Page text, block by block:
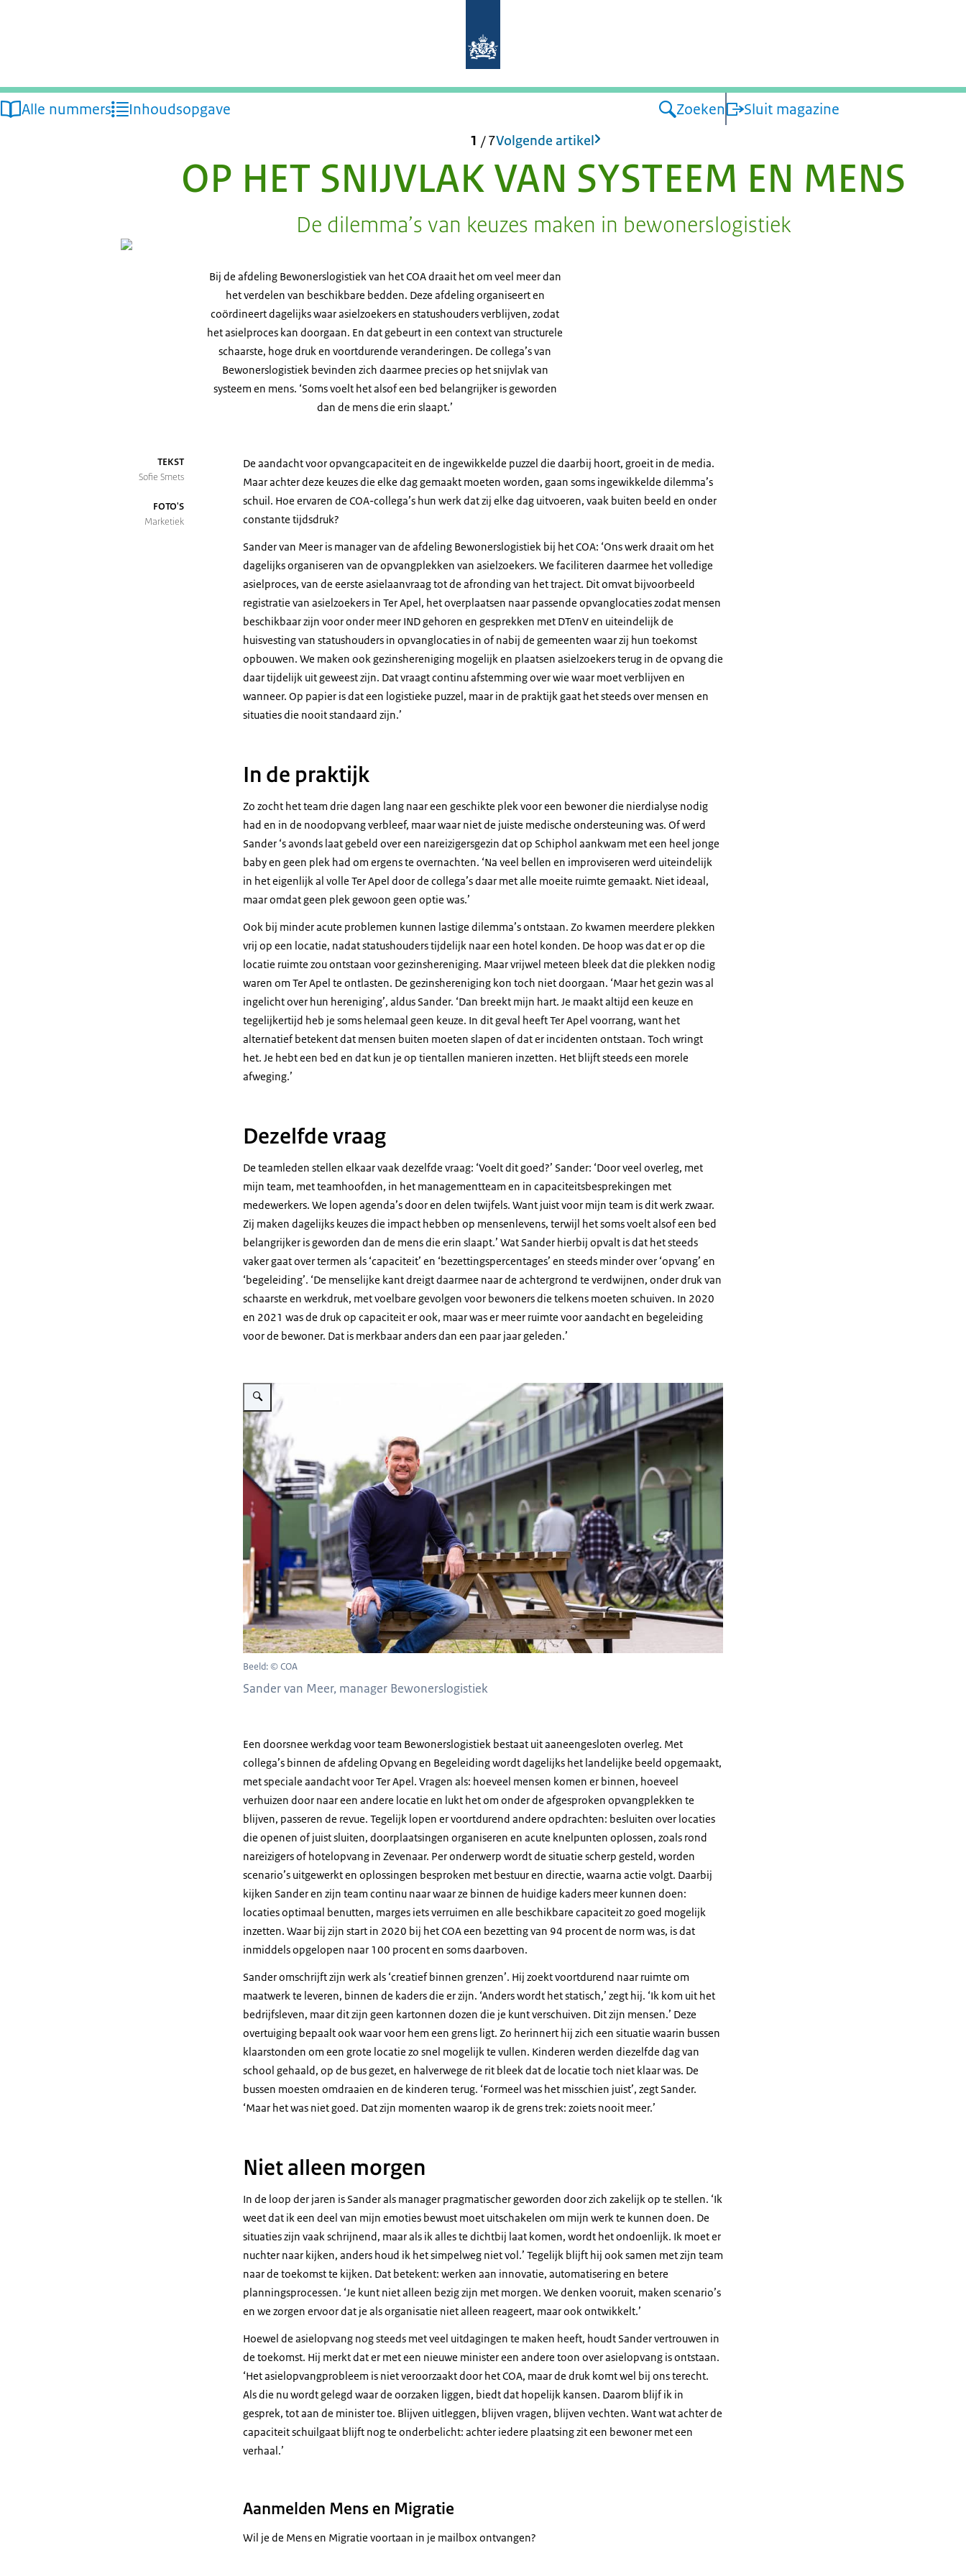
Alle nummers Inhoudsopgave Zoeken Sluit magazine
1 /7Volgende artikel
OP HET SNIJVLAK VAN SYSTEEM EN MENS
De dilemma’s van keuzes maken in bewonerslogistiek
Bij de afdeling Bewonerslogistiek van het COA draait het om veel meer dan
het verdelen van beschikbare bedden. Deze afdeling organiseert en
coördineert dagelijks waar asielzoekers en statushouders verblijven, zodat
het asielproces kan doorgaan. En dat gebeurt in een context van structurele
schaarste, hoge druk en voortdurende veranderingen. De collega’s van
Bewonerslogistiek bevinden zich daarmee precies op het snijvlak van
systeem en mens. ‘Soms voelt het alsof een bed belangrijker is geworden
dan de mens die erin slaapt.’
TEKST
Sofie Smets
FOTO'S
Marketiek
De aandacht voor opvangcapaciteit en de ingewikkelde puzzel die daarbij hoort, groeit in de media.
Maar achter deze keuzes die elke dag gemaakt moeten worden, gaan soms ingewikkelde dilemma’s
schuil. Hoe ervaren de COA-collega’s hun werk dat zij elke dag uitvoeren, vaak buiten beeld en onder
constante tijdsdruk?
Sander van Meer is manager van de afdeling Bewonerslogistiek bij het COA: ‘Ons werk draait om het
dagelijks organiseren van de opvangplekken van asielzoekers. We faciliteren daarmee het volledige
asielproces, van de eerste asielaanvraag tot de afronding van het traject. Dit omvat bijvoorbeeld
registratie van asielzoekers in Ter Apel, het overplaatsen naar passende opvanglocaties zodat mensen
beschikbaar zijn voor onder meer IND gehoren en gesprekken met DTenV en uiteindelijk de
huisvesting van statushouders in opvanglocaties in of nabij de gemeenten waar zij hun toekomst
opbouwen. We maken ook gezinshereniging mogelijk en plaatsen asielzoekers terug in de opvang die
daar tijdelijk uit geweest zijn. Dat vraagt continu afstemming over wie waar moet verblijven en
wanneer. Op papier is dat een logistieke puzzel, maar in de praktijk gaat het steeds over mensen en
situaties die nooit standaard zijn.’
In de praktijk
Zo zocht het team drie dagen lang naar een geschikte plek voor een bewoner die nierdialyse nodig
had en in de noodopvang verbleef, maar waar niet de juiste medische ondersteuning was. Of werd
Sander ‘s avonds laat gebeld over een nareizigersgezin dat op Schiphol aankwam met een heel jonge
baby en geen plek had om ergens te overnachten. ‘Na veel bellen en improviseren werd uiteindelijk
in het eigenlijk al volle Ter Apel door de collega’s daar met alle moeite ruimte gemaakt. Niet ideaal,
maar omdat geen plek gewoon geen optie was.’
Ook bij minder acute problemen kunnen lastige dilemma’s ontstaan. Zo kwamen meerdere plekken
vrij op een locatie, nadat statushouders tijdelijk naar een hotel konden. De hoop was dat er op die
locatie ruimte zou ontstaan voor gezinshereniging. Maar vrijwel meteen bleek dat die plekken nodig
waren om Ter Apel te ontlasten. De gezinshereniging kon toch niet doorgaan. ‘Maar het gezin was al
ingelicht over hun hereniging’, aldus Sander. ‘Dan breekt mijn hart. Je maakt altijd een keuze en
tegelijkertijd heb je soms helemaal geen keuze. In dit geval heeft Ter Apel voorrang, want het
alternatief betekent dat mensen buiten moeten slapen of dat er incidenten ontstaan. Toch wringt
het. Je hebt een bed en dat kun je op tientallen manieren inzetten. Het blijft steeds een morele
afweging.’
Dezelfde vraag
De teamleden stellen elkaar vaak dezelfde vraag: ‘Voelt dit goed?’ Sander: ‘Door veel overleg, met
mijn team, met teamhoofden, in het managementteam en in capaciteitsbesprekingen met
medewerkers. We lopen agenda’s door en delen twijfels. Want juist voor mijn team is dit werk zwaar.
Zij maken dagelijks keuzes die impact hebben op mensenlevens, terwijl het soms voelt alsof een bed
belangrijker is geworden dan de mens die erin slaapt.’ Wat Sander hierbij opvalt is dat het steeds
vaker gaat over termen als ‘capaciteit’ en ‘bezettingspercentages’ en steeds minder over ‘opvang’ en
‘begeleiding’. ‘De menselijke kant dreigt daarmee naar de achtergrond te verdwijnen, onder druk van
schaarste en werkdruk, met voelbare gevolgen voor bewoners die telkens moeten schuiven. In 2020
en 2021 was de druk op capaciteit er ook, maar was er meer ruimte voor aandacht en begeleiding
voor de bewoner. Dat is merkbaar anders dan een paar jaar geleden.’
Vergroot afbeelding Sander van Meer, manager Bewonerslogistiek
Beeld: © COA
Sander van Meer, manager Bewonerslogistiek
Een doorsnee werkdag voor team Bewonerslogistiek bestaat uit aaneengesloten overleg. Met
collega’s binnen de afdeling Opvang en Begeleiding wordt dagelijks het landelijke beeld opgemaakt,
met speciale aandacht voor Ter Apel. Vragen als: hoeveel mensen komen er binnen, hoeveel
verhuizen door naar een andere locatie en lukt het om onder de afgesproken opvangplekken te
blijven, passeren de revue. Tegelijk lopen er voortdurend andere opdrachten: besluiten over locaties
die openen of juist sluiten, doorplaatsingen organiseren en acute knelpunten oplossen, zoals rond
nareizigers of hotelopvang in Zevenaar. Per onderwerp wordt de situatie scherp gesteld, worden
scenario’s uitgewerkt en oplossingen besproken met bestuur en directie, waarna actie volgt. Daarbij
kijken Sander en zijn team continu naar waar ze binnen de huidige kaders meer kunnen doen:
locaties optimaal benutten, marges iets verruimen en alle beschikbare capaciteit zo goed mogelijk
inzetten. Waar bij zijn start in 2020 bij het COA een bezetting van 94 procent de norm was, is dat
inmiddels opgelopen naar 100 procent en soms daarboven.
Sander omschrijft zijn werk als ‘creatief binnen grenzen’. Hij zoekt voortdurend naar ruimte om
maatwerk te leveren, binnen de kaders die er zijn. ‘Anders wordt het statisch,’ zegt hij. ‘Ik kom uit het
bedrijfsleven, maar dit zijn geen kartonnen dozen die je kunt verschuiven. Dit zijn mensen.’ Deze
overtuiging bepaalt ook waar voor hem een grens ligt. Zo herinnert hij zich een situatie waarin bussen
klaarstonden om een grote locatie zo snel mogelijk te vullen. Kinderen werden diezelfde dag van
school gehaald, op de bus gezet, en halverwege de rit bleek dat de locatie toch niet klaar was. De
bussen moesten omdraaien en de kinderen terug. ‘Formeel was het misschien juist’, zegt Sander.
‘Maar het was niet goed. Dat zijn momenten waarop ik de grens trek: zoiets nooit meer.’
Niet alleen morgen
In de loop der jaren is Sander als manager pragmatischer geworden door zich zakelijk op te stellen. ‘Ik
weet dat ik een deel van mijn emoties bewust moet uitschakelen om mijn werk te kunnen doen. De
situaties zijn vaak schrijnend, maar als ik alles te dichtbij laat komen, wordt het ondoenlijk. Ik moet er
nuchter naar kijken, anders houd ik het simpelweg niet vol.’ Tegelijk blijft hij ook samen met zijn team
naar de toekomst te kijken. Dat betekent: werken aan innovatie, automatisering en betere
planningsprocessen. ‘Je kunt niet alleen bezig zijn met morgen. We denken vooruit, maken scenario’s
en we zorgen ervoor dat je als organisatie niet alleen reageert, maar ook ontwikkelt.’
Hoewel de asielopvang nog steeds met veel uitdagingen te maken heeft, houdt Sander vertrouwen in
de toekomst. Hij merkt dat er met een nieuwe minister een andere toon over asielopvang is ontstaan.
‘Het asielopvangprobleem is niet veroorzaakt door het COA, maar de druk komt wel bij ons terecht.
Als die nu wordt gelegd waar de oorzaken liggen, biedt dat hopelijk kansen. Daarom blijf ik in
gesprek, tot aan de minister toe. Blijven uitleggen, blijven vragen, blijven vechten. Want wat achter de
capaciteit schuilgaat blijft nog te onderbelicht: achter iedere plaatsing zit een bewoner met een
verhaal.’
Aanmelden Mens en Migratie
Wil je de Mens en Migratie voortaan in je mailbox ontvangen?